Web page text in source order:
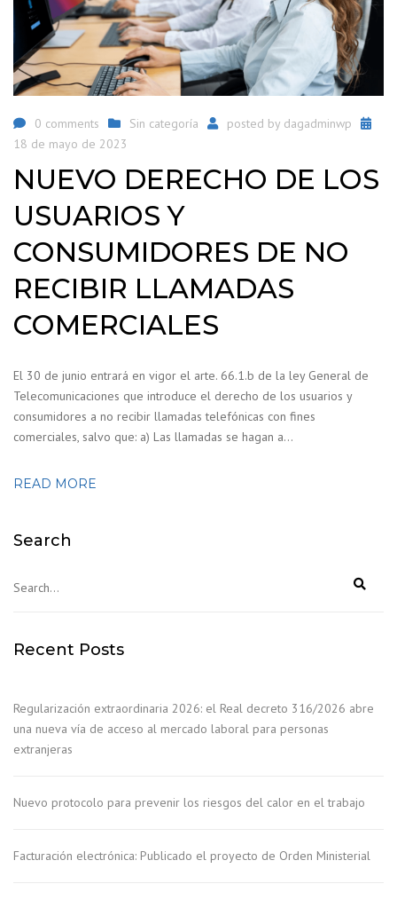
0 comments Sin categoría posted by dagadminwp
18 de mayo de 2023
NUEVO DERECHO DE LOS
USUARIOS Y
CONSUMIDORES DE NO
RECIBIR LLAMADAS
COMERCIALES
El 30 de junio entrará en vigor el arte. 66.1.b de la ley General de
Telecomunicaciones que introduce el derecho de los usuarios y
consumidores a no recibir llamadas telefónicas con fines
comerciales, salvo que: a) Las llamadas se hagan a...
READ MORE
Search
Recent Posts
Regularización extraordinaria 2026: el Real decreto 316/2026 abre
una nueva vía de acceso al mercado laboral para personas
extranjeras
Nuevo protocolo para prevenir los riesgos del calor en el trabajo
Facturación electrónica: Publicado el proyecto de Orden Ministerial